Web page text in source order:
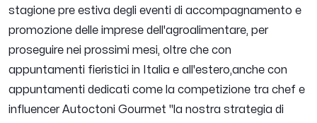
stagione pre estiva degli eventi di accompagnamento e
promozione delle imprese dell'agroalimentare, per
proseguire nei prossimi mesi, oltre che con
appuntamenti fieristici in Italia e all'estero,anche con
appuntamenti dedicati come la competizione tra chef e
influencer Autoctoni Gourmet " la nostra strategia di